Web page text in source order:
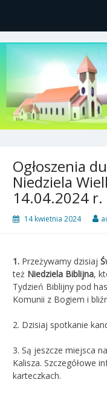
Parafia
Gutkowo, ul.
Ogłoszenia
Niedziela
14.04.2024 r.
14 kwietnia 2024
1. Przeżywamy dzisiaj
też Niedziela Biblijna,
Tydzień Biblijny pod
Komunii z Bogiem i
2. Dzisiaj spotkanie
3. Są jeszcze miejsca na
Kalisza. Szczegółowe
karteczkach.